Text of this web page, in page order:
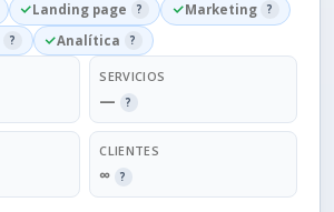
Landing page ? Marketing ?
? Analítica ?
SERVICIOS
— ?
CLIENTES
∞ ?